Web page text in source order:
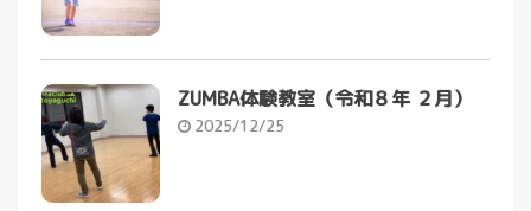
ZUMBA体験教室（令和８年 ２月）
2025/12/25